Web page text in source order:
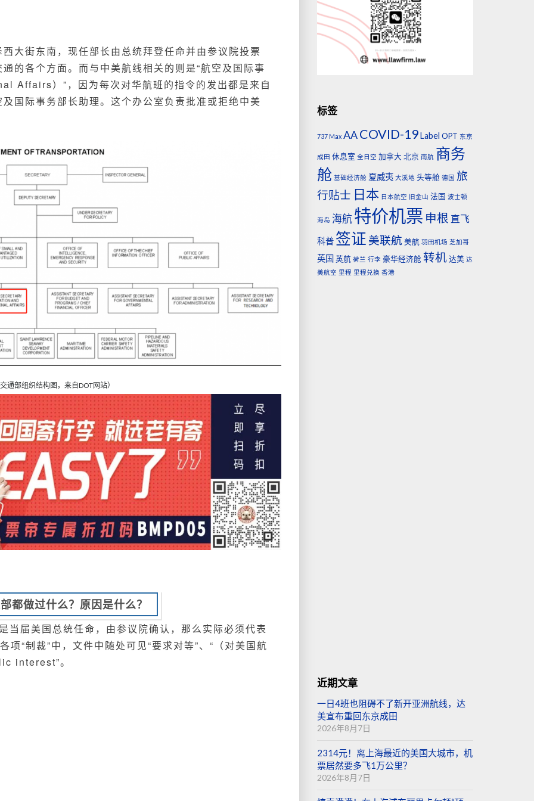
大街东南，现任部长由总统拜登任命并由参议院投票
的各个方面。而与中美航线相关的则是“航空及国际事
）”，因为每次对华航班的指令的发出都是来自
国际事务部长助理。这个办公室负责批准或拒绝中美
通部组织结构图，来自DOT网站）
都做过什么？原因是什么？
当届美国总统任命，由参议院确认，那么实际必须代表
项“制裁”中，文件中随处可见“要求对等”、“（对美国航
interest”。
标签
737 Max AA COVID-19 Label OPT 东京
成田 休息室 全日空 加拿大 北京 南航 商务
舱 基础经济舱 夏威夷 大溪地 头等舱 德国 旅
行贴士 日本 日本航空 旧金山 法国 波士顿
海岛 海航 特价机票 申根 直飞
科普 签证 美联航 美航 羽田机场 芝加哥
英国 英航 荷兰 行李 豪华经济舱 转机 达美 达
美航空 里程 里程兑换 香港
近期文章
一日4班也阻碍不了新开亚洲航线，达
美宣布重回东京成田
2026年8月7日
2314元！离上海最近的美国大城市，机
票居然要多飞1万公里？
2026年8月7日